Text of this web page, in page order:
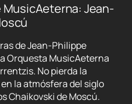
Jean-
de Jean-Philippe
Orquesta MusicAeterna
No pierda la
la atmósfera del siglo
Chaikovski de Moscú.